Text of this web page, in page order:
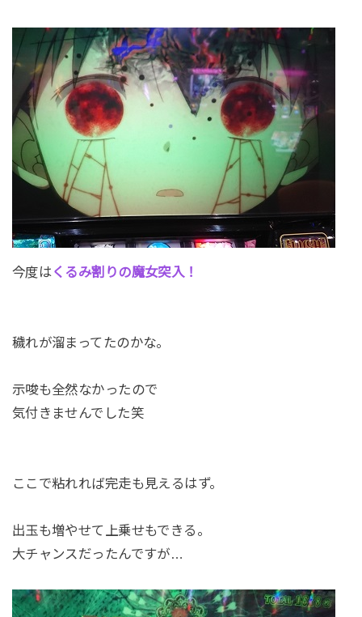
今度はくるみ割りの魔女突入！
穢れが溜まってたのかな。
示唆も全然なかったので
気付きませんでした笑
ここで粘れれば完走も見えるはず。
出玉も増やせて上乗せもできる。
大チャンスだったんですが…